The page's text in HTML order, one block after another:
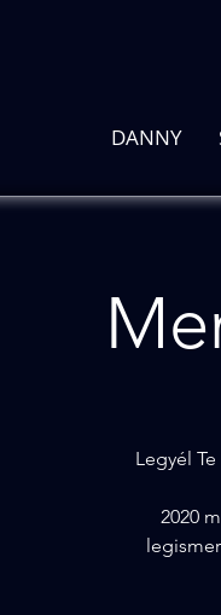
DANNY
Legyél
2020